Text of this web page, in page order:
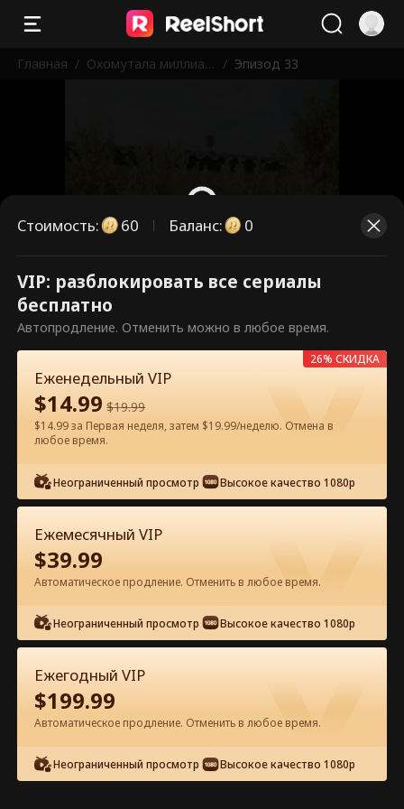
Главная / Охомутала миллиар
/ Эпизод 33
Это платные эпизоды.
Разблокируйте, чтобы смотреть.
60Разблокировать сейчас
Смотреть бесплатно в приложении
Эпизод 33 - Охомутала
миллиардера, теперь он мой муж
Полный фильм
1-50 51-75 Все эпизоды
34
Стоимость: 60 Баланс: 0
VIP: разблокировать все сериалы
бесплатно
Автопродление. Отменить можно в любое время.
Еженедельный VIP
$14.99 $19.99
$14.99 за Первая неделя, затем $19.99/неделю. Отмена в
любое время.
Неограниченный просмотр Высокое качество 1080p
26% СКИДКА
Ежемесячный VIP
$39.99
Автоматическое продление. Отменить в любое время.
Неограниченный просмотр Высокое качество 1080p
Ежегодный VIP
$199.99
Автоматическое продление. Отменить в любое время.
Неограниченный просмотр Высокое качество 1080p